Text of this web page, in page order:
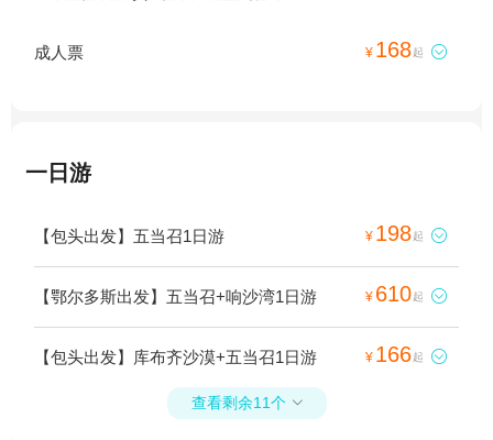
成人票 ¥ 168起 
一日游
【包头出发】五当召1日游 ¥ 198起 
【鄂尔多斯出发】五当召+响沙湾1日游 ¥ 610起 
【包头出发】库布齐沙漠+五当召1日游 ¥ 166起 
查看剩余11个 